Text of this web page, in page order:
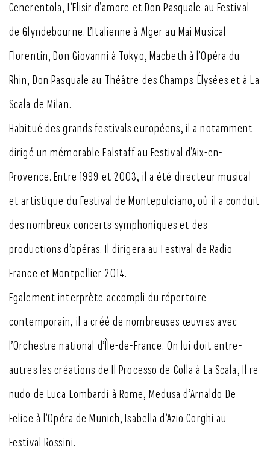
Cenerentola, L’Elisir d’amore et Don Pasquale au Festival
de Glyndebourne. L’Italienne à Alger au Mai Musical
Florentin, Don Giovanni à Tokyo, Macbeth à l’Opéra du
Rhin, Don Pasquale au Théâtre des Champs-Élysées et à La
Scala de Milan.
Habitué des grands festivals européens, il a notamment
dirigé un mémorable Falstaff au Festival d’Aix-en-
Provence. Entre 1999 et 2003, il a été directeur musical
et artistique du Festival de Montepulciano, où il a conduit
des nombreux concerts symphoniques et des
productions d’opéras. Il dirigera au Festival de Radio-
France et Montpellier 2014.
Egalement interprète accompli du répertoire
contemporain, il a créé de nombreuses œuvres avec
l’Orchestre national d’Île-de-France. On lui doit entre-
autres les créations de Il Processo de Colla à La Scala, Il re
nudo de Luca Lombardi à Rome, Medusa d’Arnaldo De
Felice à l’Opéra de Munich, Isabella d’Azio Corghi au
Festival Rossini.